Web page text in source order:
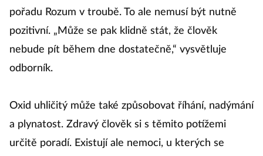
pořadu Rozum v troubě. To ale nemusí být nutně
pozitivní. „Může se pak klidně stát, že člověk
nebude pít během dne dostatečně,“ vysvětluje
odborník.
Oxid uhličitý může také způsobovat říhání, nadýmání
a plynatost. Zdravý člověk si s těmito potížemi
určitě poradí. Existují ale nemoci, u kterých se